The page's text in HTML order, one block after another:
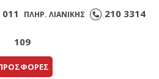
ΠΛΗΡ. ΛΙΑΝΙΚΗΣ 210 3314
109